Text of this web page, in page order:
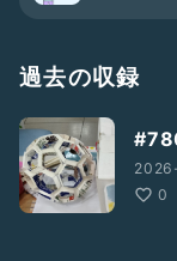
過去の収録
0